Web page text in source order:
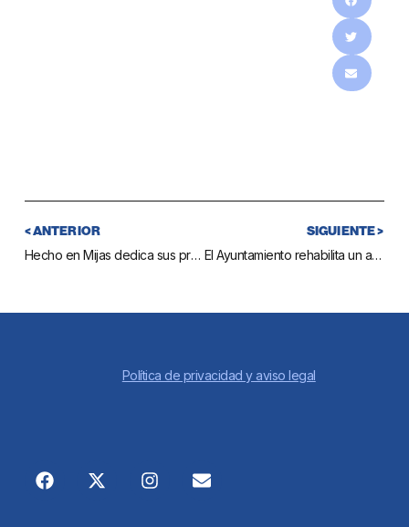
< ANTERIOR
Hecho en Mijas dedica sus próximas jornadas empresariales al sector de la hostelería
SIGUIENTE >
El Ayuntamiento rehabilita un antiguo horno para que los jubilados del municipio puedan hacer pan
Política de privacidad y aviso legal